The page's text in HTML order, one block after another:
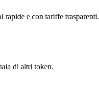
rapide e con tariffe trasparenti.
di altri token.